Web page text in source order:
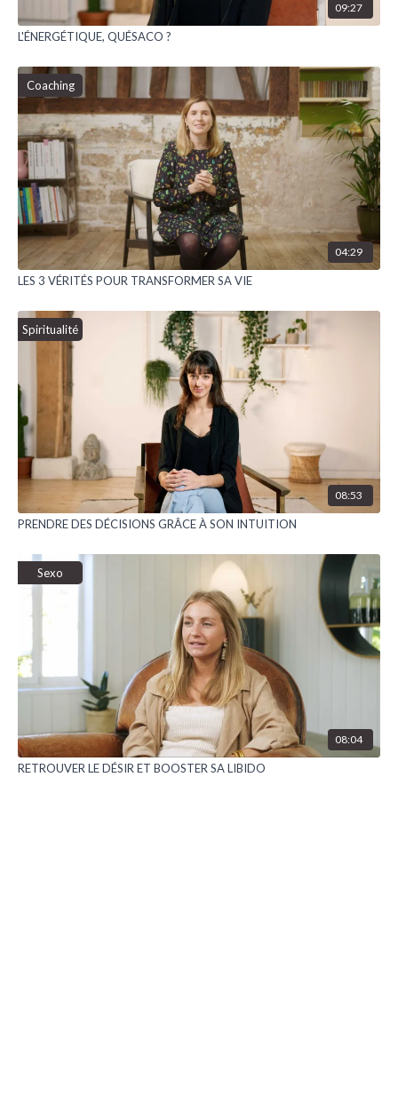
09:27
L'ÉNERGÉTIQUE, QUÉSACO ?
Coaching
04:29
LES 3 VÉRITÉS POUR TRANSFORMER SA VIE
Spiritualité
08:53
PRENDRE DES DÉCISIONS GRÂCE À SON INTUITION
Sexo
08:04
RETROUVER LE DÉSIR ET BOOSTER SA LIBIDO